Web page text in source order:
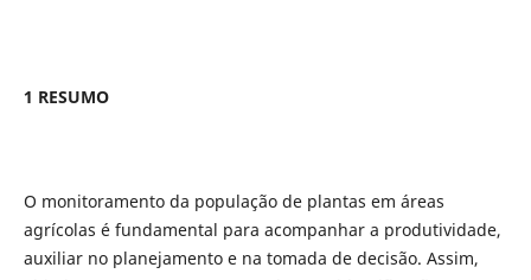
1 RESUMO
O monitoramento da população de plantas em áreas
agrícolas é fundamental para acompanhar a produtividade,
auxiliar no planejamento e na tomada de decisão. Assim,